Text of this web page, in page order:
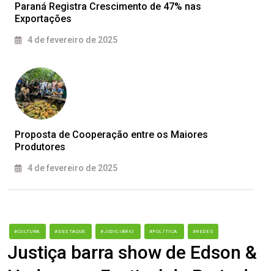
Paraná Registra Crescimento de 47% nas
Exportações
4 de fevereiro de 2025
Proposta de Cooperação entre os Maiores
Produtores
4 de fevereiro de 2025
#CULTURA #DESTAQUE #JUDICIÁRIO #POLÍTICA #REDES
Justiça barra show de Edson &